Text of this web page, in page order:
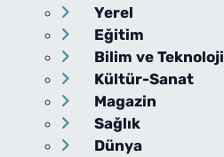
Yerel
Eğitim
Bilim ve Teknoloji
Kültür-Sanat
Magazin
Sağlık
Dünya